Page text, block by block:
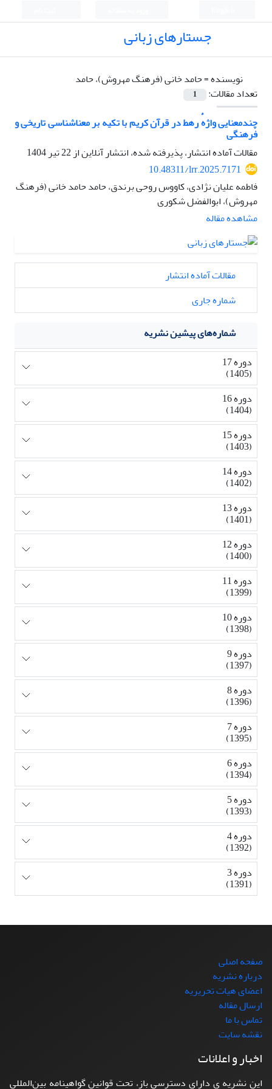
جستارهای زبانی
نویسنده =حامد خانی (فرهنگ مهروش)، حامد
تعداد مقالات:
1
چندمعنایی واژهٔ رهط در قرآن کریم با تکیه بر معناشناسی تاریخی و
فرهنگی
مقالات آماده انتشار، پذیرفته شده، انتشار آنلاین از22 تیر 1404
10.48311/lrr.2025.7171
فاطمه علیان نژادی، کاووس روحی برندق، حامد حامد خانی (فرهنگ
مهروش)، ابوالفضل شکوری
مشاهده مقاله
مقالات آماده انتشار
شماره جاری
شماره‌های پیشین نشریه
دوره 17
(1405)
دوره 16
(1404)
دوره 15
(1403)
دوره 14
(1402)
دوره 13
(1401)
دوره 12
(1400)
دوره 11
(1399)
دوره 10
(1398)
دوره 9
(1397)
دوره 8
(1396)
دوره 7
(1395)
دوره 6
(1394)
دوره 5
(1393)
دوره 4
(1392)
دوره 3
(1391)
صفحه اصلی
درباره نشریه
اعضای هیات تحریریه
ارسال مقاله
تماس با ما
نقشه سایت
اخبار و اعلانات
این نشریه ی دارای دسترسی باز، تحت قوانین گواهینامه بین‌المللی